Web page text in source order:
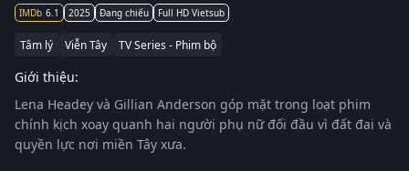
6.1 2025 Đang chiếu Full HD Vietsub
Tâm lý Viễn Tây TV Series - Phim bộ
Giới thiệu:
Lena Headey và Gillian Anderson góp mặt trong loạt phim
chính kịch xoay quanh hai người phụ nữ đối đầu vì đất đai và
quyền lực nơi miền Tây xưa.